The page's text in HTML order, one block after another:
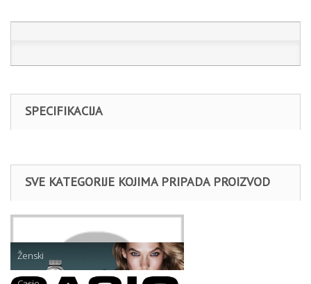
SPECIFIKACIJA
SVE KATEGORIJE KOJIMA PRIPADA PROIZVOD
Ženski